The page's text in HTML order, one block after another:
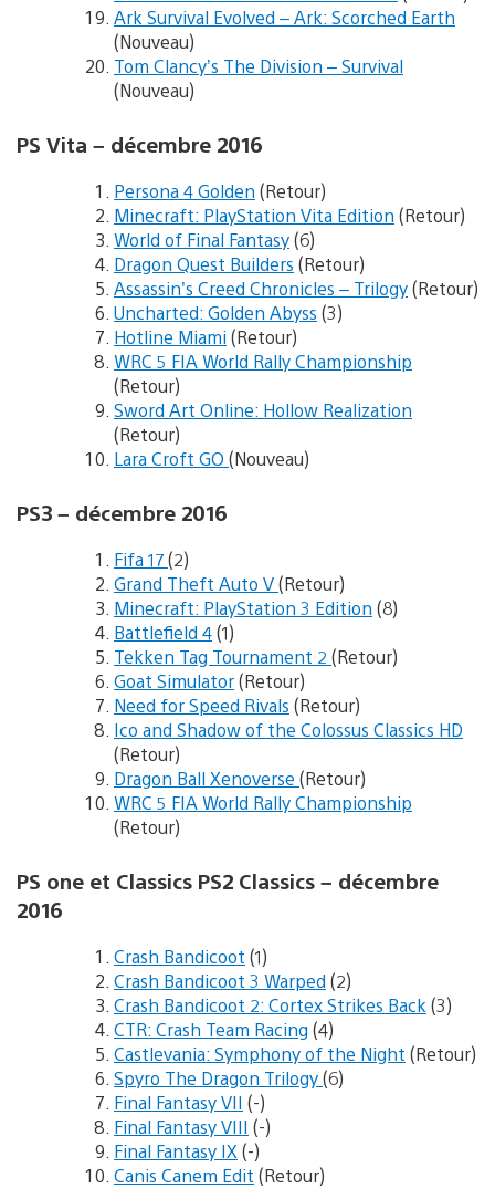
Ark Survival Evolved – Ark: Scorched Earth
(Nouveau)
Tom Clancy’s The Division – Survival
(Nouveau)
PS Vita – décembre 2016
Persona 4 Golden (Retour)
Minecraft: PlayStation Vita Edition (Retour)
World of Final Fantasy(6)
Dragon Quest Builders (Retour)
Assassin’s Creed Chronicles – Trilogy(Retour)
Uncharted: Golden Abyss (3)
Hotline Miami(Retour)
WRC 5 FIA World Rally Championship
(Retour)
Sword Art Online: Hollow Realization
(Retour)
Lara Croft GO (Nouveau)
PS3 – décembre 2016
Fifa 17(2)
Grand Theft Auto V(Retour)
Minecraft: PlayStation 3 Edition (8)
Battlefield 4(1)
Tekken Tag Tournament 2 (Retour)
Goat Simulator(Retour)
Need for Speed Rivals (Retour)
Ico and Shadow of the Colossus Classics HD
(Retour)
Dragon Ball Xenoverse (Retour)
WRC 5 FIA World Rally Championship
(Retour)
PS one et Classics PS2 Classics – décembre
2016
Crash Bandicoot (1)
Crash Bandicoot 3 Warped (2)
Crash Bandicoot 2: Cortex Strikes Back (3)
CTR: Crash Team Racing (4)
Castlevania: Symphony of the Night (Retour)
Spyro The Dragon Trilogy(6)
Final Fantasy VII (-)
Final Fantasy VIII (-)
Final Fantasy IX (-)
Canis Canem Edit (Retour)